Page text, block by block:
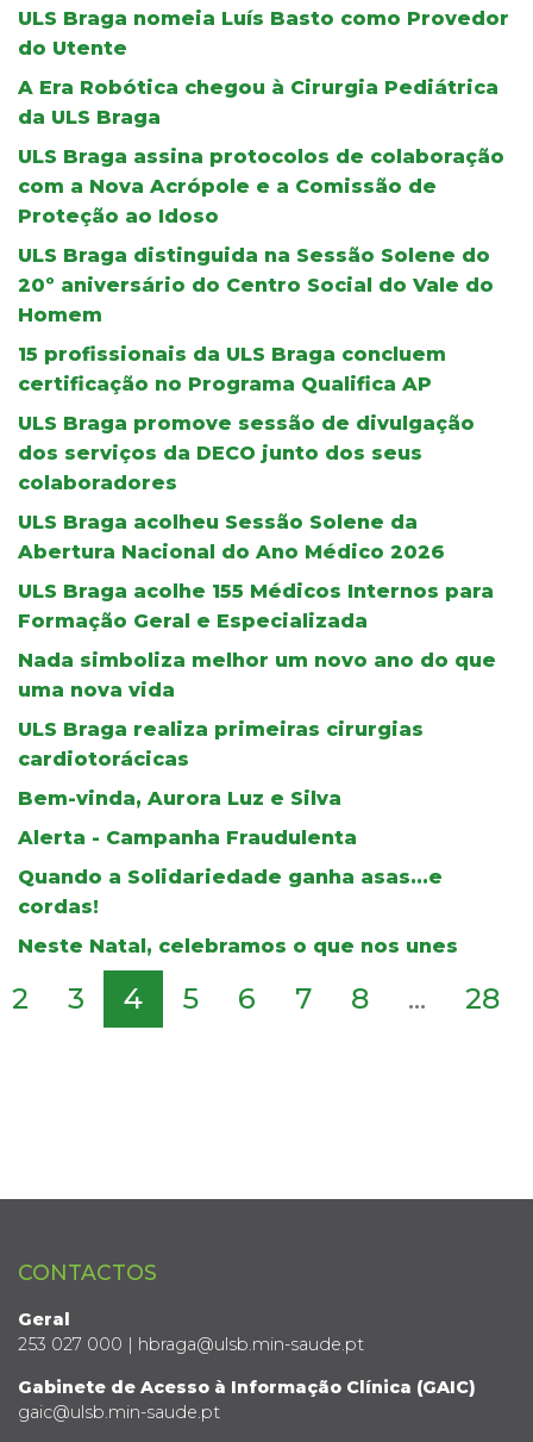
ULS Braga nomeia Luís Basto como Provedor
do Utente
A Era Robótica chegou à Cirurgia Pediátrica
da ULS Braga
ULS Braga assina protocolos de colaboração
com a Nova Acrópole e a Comissão de
Proteção ao Idoso
ULS Braga distinguida na Sessão Solene do
20º aniversário do Centro Social do Vale do
Homem
15 profissionais da ULS Braga concluem
certificação no Programa Qualifica AP
ULS Braga promove sessão de divulgação
dos serviços da DECO junto dos seus
colaboradores
ULS Braga acolheu Sessão Solene da
Abertura Nacional do Ano Médico 2026
ULS Braga acolhe 155 Médicos Internos para
Formação Geral e Especializada
Nada simboliza melhor um novo ano do que
uma nova vida
ULS Braga realiza primeiras cirurgias
cardiotorácicas
Bem-vinda, Aurora Luz e Silva
Alerta - Campanha Fraudulenta
Quando a Solidariedade ganha asas...e
cordas!
Neste Natal, celebramos o que nos unes
2 3 4 5 6 7 8 ... 28
CONTACTOS
Geral
253 027 000 | hbraga@ulsb.min-saude.pt
Gabinete de Acesso à Informação Clínica (GAIC)
gaic@ulsb.min-saude.pt